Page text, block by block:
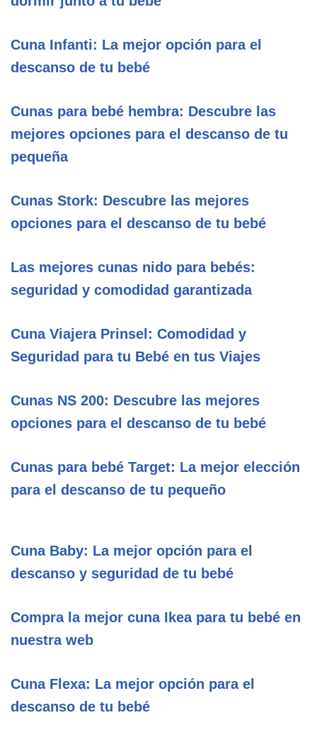
Cuna Infanti: La mejor opción para el
descanso de tu bebé
Cunas para bebé hembra: Descubre las
mejores opciones para el descanso de tu
pequeña
Cunas Stork: Descubre las mejores
opciones para el descanso de tu bebé
Las mejores cunas nido para bebés:
seguridad y comodidad garantizada
Cuna Viajera Prinsel: Comodidad y
Seguridad para tu Bebé en tus Viajes
Cunas NS 200: Descubre las mejores
opciones para el descanso de tu bebé
Cunas para bebé Target: La mejor elección
para el descanso de tu pequeño
Cuna Baby: La mejor opción para el
descanso y seguridad de tu bebé
Compra la mejor cuna Ikea para tu bebé en
nuestra web
Cuna Flexa: La mejor opción para el
descanso de tu bebé